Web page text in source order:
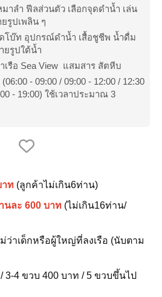
าลำ ฟีลส่วนตัว เลือกจุดดำน้ำ เล่น
รูปเพลิน ๆ
ดโบ๊ท อุปกรณ์ดำน้ำ เสื้อชูชีพ น้ำดื่ม
ยรูปใต้น้ำ
รือ Sea View แสมสาร สัตหีบ
- 09:00 / 09:00 - 12:00 / 12:30
- 19:00) ใช้เวลาประมาณ 3
าท (ลูกค้าไม่เกิน6ท่าน)
นละ 600 บาท (ไม่เกิน16ท่าน/
ว่าเด็กหรือผู้ใหญ่ที่ลงเรือ (นับตาม
3-4 ขวบ 400 บาท / 5 ขวบขึ้นไป